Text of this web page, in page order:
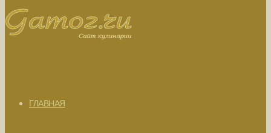
ГЛАВНАЯ